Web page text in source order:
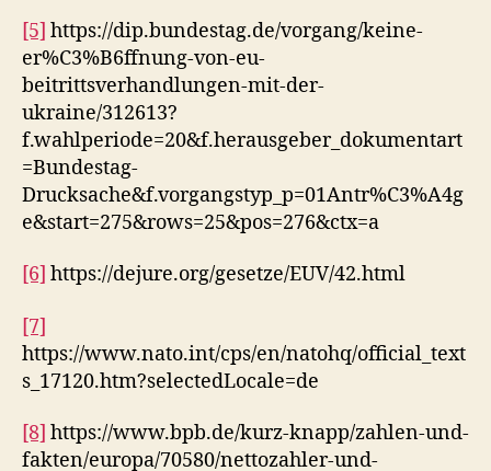
[5] https://dip.bundestag.de/vorgang/keine-
er%C3%B6ffnung-von-eu-
beitrittsverhandlungen-mit-der-
ukraine/312613?
f.wahlperiode=20&f.herausgeber_dokumentart
=Bundestag-
Drucksache&f.vorgangstyp_p=01Antr%C3%A4g
e&start=275&rows=25&pos=276&ctx=a
[6] https://dejure.org/gesetze/EUV/42.html
[7]
https://www.nato.int/cps/en/natohq/official_text
s_17120.htm?selectedLocale=de
[8] https://www.bpb.de/kurz-knapp/zahlen-und-
fakten/europa/70580/nettozahler-und-